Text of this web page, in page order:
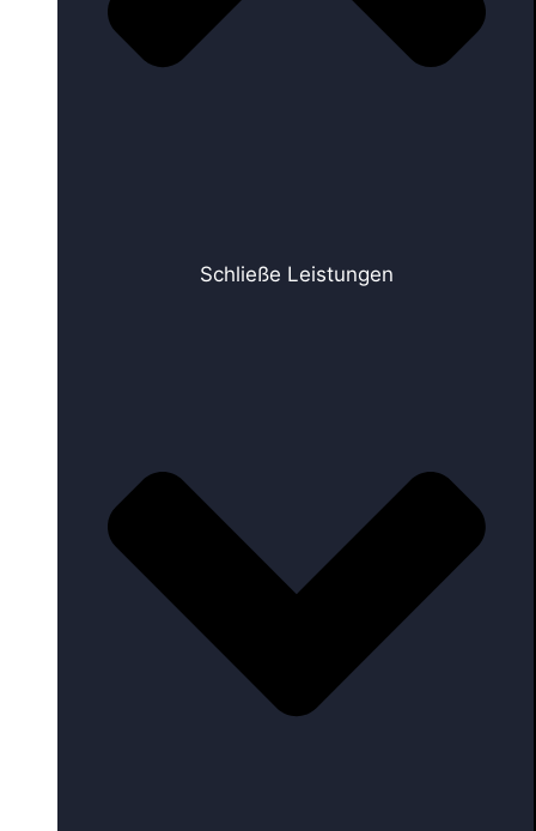
Schließe Leistungen